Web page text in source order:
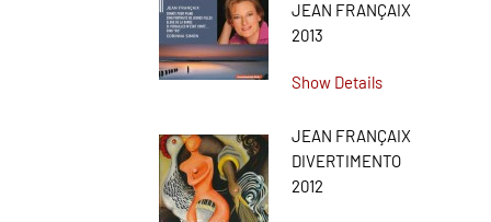
JEAN FRANÇAIX
2013
Show Details
JEAN FRANÇAIX
DIVERTIMENTO
2012